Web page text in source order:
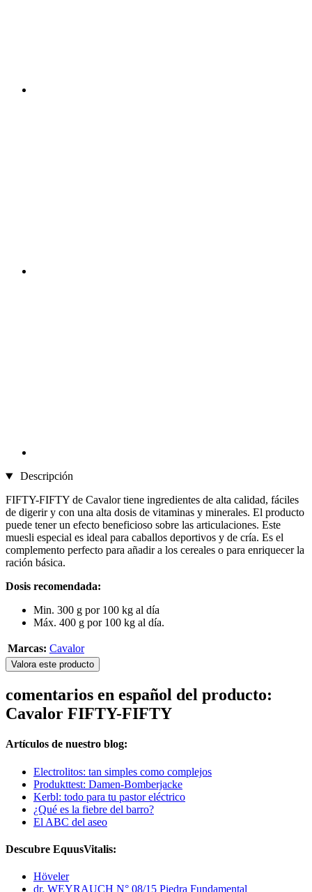
Descripción
FIFTY-FIFTY de Cavalor tiene ingredientes de alta calidad, fáciles
de digerir y con una alta dosis de vitaminas y minerales. El producto
puede tener un efecto beneficioso sobre las articulaciones. Este
muesli especial es ideal para caballos deportivos y de cría. Es el
complemento perfecto para añadir a los cereales o para enriquecer la
ración básica.
Dosis recomendada:
Min. 300 g por 100 kg al día
Máx. 400 g por 100 kg al día.
Marcas: Cavalor
Valora este producto
comentarios en español del producto:
Cavalor FIFTY-FIFTY
Artículos de nuestro blog:
Electrolitos: tan simples como complejos
Produkttest: Damen-Bomberjacke
Kerbl: todo para tu pastor eléctrico
¿Qué es la fiebre del barro?
El ABC del aseo
Descubre EquusVitalis:
Höveler
dr. WEYRAUCH N° 08/15 Piedra Fundamental